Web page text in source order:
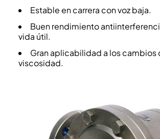
Estable en carrera con voz baja.
Buen rendimiento
vida útil.
Gran aplicabilidad a los cambios
viscosidad.